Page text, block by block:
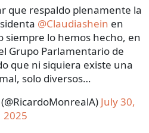
que respaldo plenamente la
@Claudiashein en
siempre lo hemos hecho, en
Grupo Parlamentario de
que ni siquiera existe una
solo diversos…
July 30,
2025